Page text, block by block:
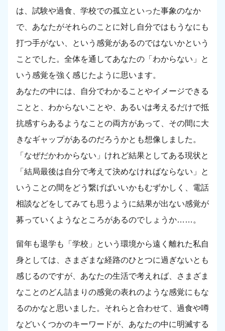
は、試験や過食、学校での孤立といった事象のなか
で、あなたがそれらのことに対し自分ではもうなにも
打つ手がない、という感覚があるのではないかという
ことでした。全体を通してあなたの「わからない」と
いう感覚を強く感じたように思います。
あなたの中には、自分でわかることやイメージできる
ことと、わからないことや、あるいは考えるだけで抵
抗感すらあるようなことの両方があって、その間に大
きなギャップがあるのだろうかとも想像しました。
「なぜだかわからない」けれど結果としてある現状と
「結局最後は自分で考えて決めなければならない」と
いうことの間をどう繋げばいいかもむずかしく、電話
相談などをしてみても思うように結果が出ない感覚が
募っていくようなところがあるのでしょうか……。
留年も退学も「学校」という環境から遠く離れた私自
身としては、さまざまな経路のひとつに過ぎないとも
感じるのですが、あなたの生活で考えれば、さまざま
なことのどん詰まりの感覚の表れのような感覚にもな
るのかなと思いました。それらと合わせて、過食や噂
などいくつかのキーワードが、あなたの中に明滅する